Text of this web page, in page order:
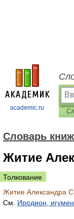
academic.ru
Словарь
Житие
Толкование
Житие Александра
См
Иродион игумен